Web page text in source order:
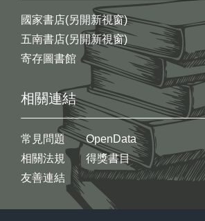
國家書店(另開新視窗)
五南書店(另開新視窗)
寄存圖書館
相關連結
常見問題
相關法規
友善連結
OpenData
得獎書目